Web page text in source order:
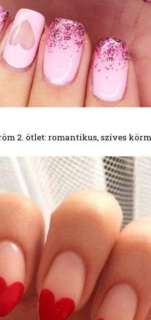
2. ötlet: romantikus, szíves